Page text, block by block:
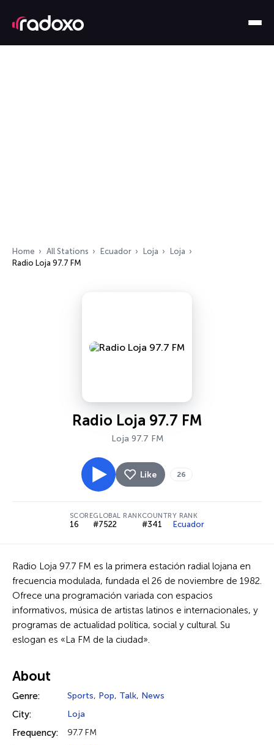
Home All Stations Ecuador Loja
Loja
Radio Loja 97.7 FM
Radio Loja 97.7 FM
Loja 97.7 FM
Like 26
SCORE
16
GLOBAL RANK
#7522
COUNTRY RANK
#341 Ecuador
Radio Loja 97.7 FM es la primera estación radial lojana en
frecuencia modulada, fundada el 26 de noviembre de 1982.
Ofrece una programación variada con espacios
informativos, música de artistas latinos e internacionales, y
programas de actualidad política, social y cultural. Su
eslogan es «La FM de la ciudad».
About
Genre: Sports, Pop, Talk, News
City: Loja
Frequency: 97.7 FM